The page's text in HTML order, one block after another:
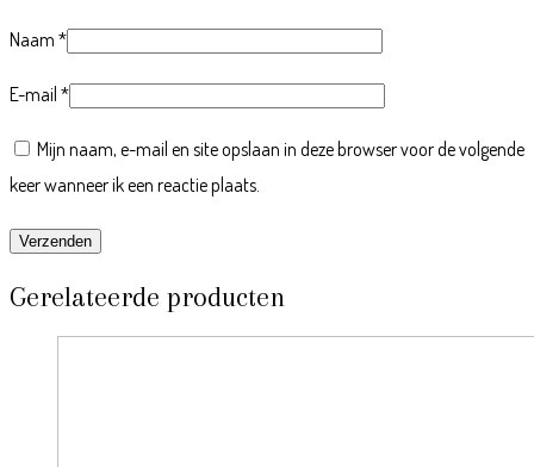
Naam *
E-mail *
Mijn naam, e-mail en site opslaan in deze browser voor de volgende
keer wanneer ik een reactie plaats.
Gerelateerde producten